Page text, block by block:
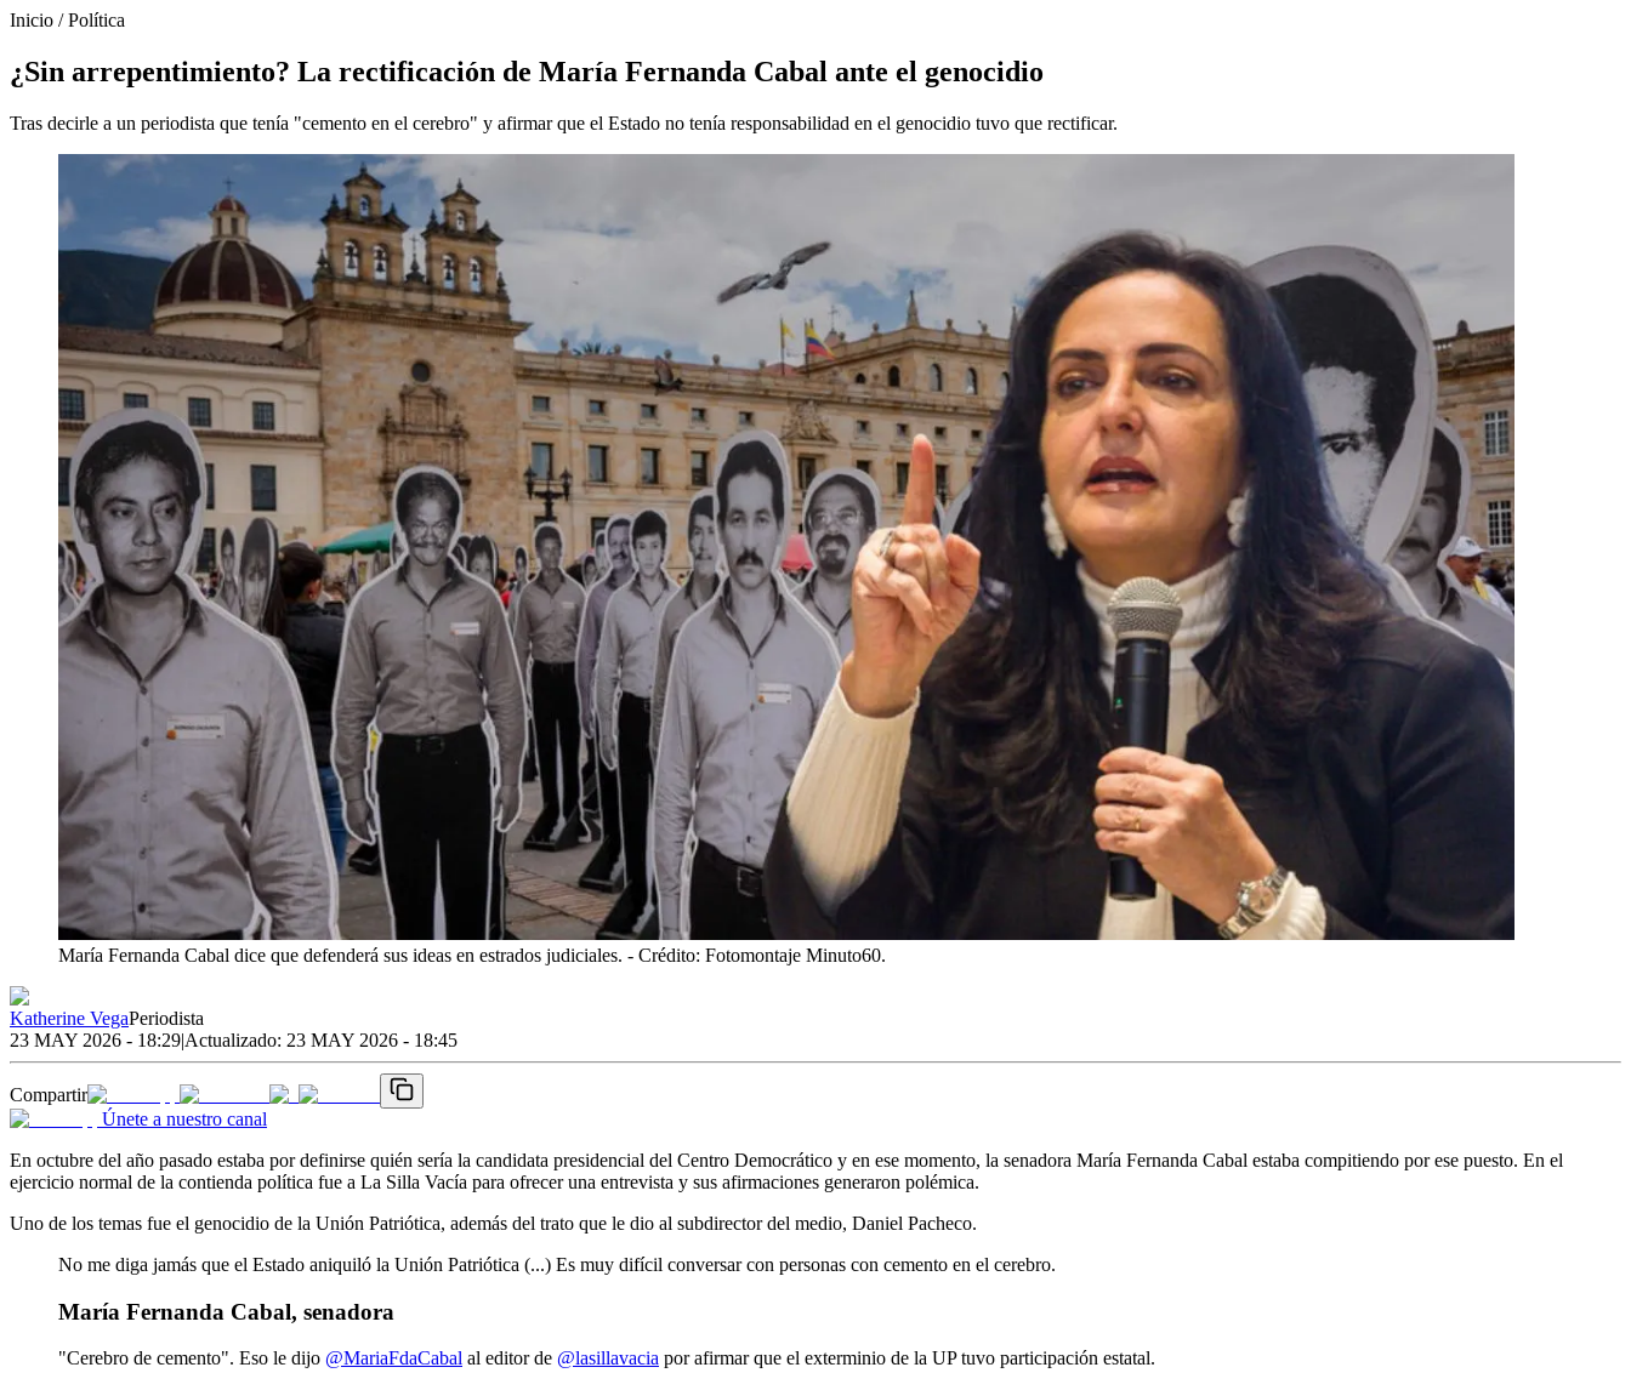
Inicio /Política
¿Sin arrepentimiento? La rectificación de María Fernanda Cabal ante el genocidio
Tras decirle a un periodista que tenía "cemento en el cerebro" y afirmar que el Estado no tenía responsabilidad en el genocidio tuvo que rectificar.
María Fernanda Cabal dice que defenderá sus ideas en estrados judiciales. - Crédito: Fotomontaje Minuto60.
Katherine VegaPeriodista
23 MAY 2026 - 18:29|Actualizado: 23 MAY 2026 - 18:45
Compartir
Únete a nuestro canal
En octubre del año pasado estaba por definirse quién sería la candidata presidencial del Centro Democrático y en ese momento, la senadora María Fernanda Cabal estaba compitiendo por ese puesto. En el
ejercicio normal de la contienda política fue a La Silla Vacía para ofrecer una entrevista y sus afirmaciones generaron polémica.
Uno de los temas fue el genocidio de la Unión Patriótica, además del trato que le dio al subdirector del medio, Daniel Pacheco.
No me diga jamás que el Estado aniquiló la Unión Patriótica (...) Es muy difícil conversar con personas con cemento en el cerebro.
María Fernanda Cabal, senadora
"Cerebro de cemento". Eso le dijo @MariaFdaCabal al editor de @lasillavacia por afirmar que el exterminio de la UP tuvo participación estatal.